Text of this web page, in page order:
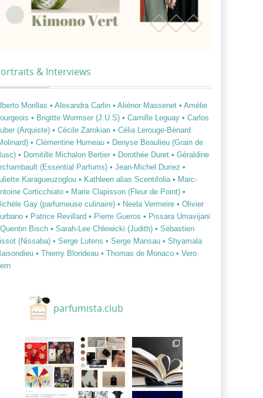
& Interviews
Morillas • Alexandra Carlin • Aliénor Massenet • Amélie
• Brigitte Wormser (J.U.S) • Camille Leguay • Carlos
(Arquiste) • Cécile Zarokian • Célia Lerouge-Bénard
• Clémentine Humeau • Denyse Beaulieu (Grain de
• Domitille Michalon Bertier • Dorothée Duret • Géraldine
(Essential Parfums) • Jean-Michel Duriez •
Karagueuzoglou • Kathleen alias Scentifolia • Marc-
Corticchiato • Marie Clapisson (Fleur de Point) •
Gay (parfumeuse culinaire) • Neela Vermeire • Olivier
• Patrice Revillard • Pierre Gueros • Pissara Umavijani
Bisch • Sarah-Lee Chlewicki (Judith) • Sébastien
(Nissaba) • Serge Lutens • Serge Mansau • Shyamala
• Thierry Blondeau • Thomas de Monaco • Vero
parfumista.club